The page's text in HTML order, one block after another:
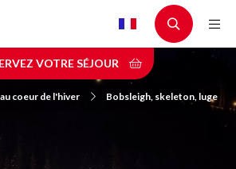
VOTRE SÉJOUR
coeur de l'hiver Bobsleigh, skeleton, luge